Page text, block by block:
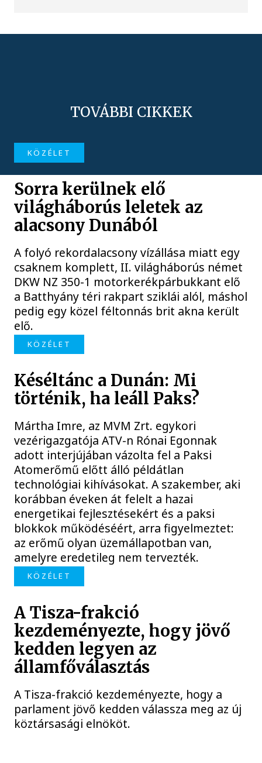
TOVÁBBI CIKKEK
KÖZÉLET
Sorra kerülnek elő
világháborús leletek az
alacsony Dunából
A folyó rekordalacsony vízállása miatt egy
csaknem komplett, II. világháborús német
DKW NZ 350-1 motorkerékpárbukkant elő
a Batthyány téri rakpart sziklái alól, máshol
pedig egy közel féltonnás brit akna került
elő.
KÖZÉLET
Késéltánc a Dunán: Mi
történik, ha leáll Paks?
Mártha Imre, az MVM Zrt. egykori
vezérigazgatója ATV-n Rónai Egonnak
adott interjújában vázolta fel a Paksi
Atomerőmű előtt álló példátlan
technológiai kihívásokat. A szakember, aki
korábban éveken át felelt a hazai
energetikai fejlesztésekért és a paksi
blokkok működéséért, arra figyelmeztet:
az erőmű olyan üzemállapotban van,
amelyre eredetileg nem tervezték.
KÖZÉLET
A Tisza-frakció
kezdeményezte, hogy jövő
kedden legyen az
államfőválasztás
A Tisza-frakció kezdeményezte, hogy a
parlament jövő kedden válassza meg az új
köztársasági elnököt.